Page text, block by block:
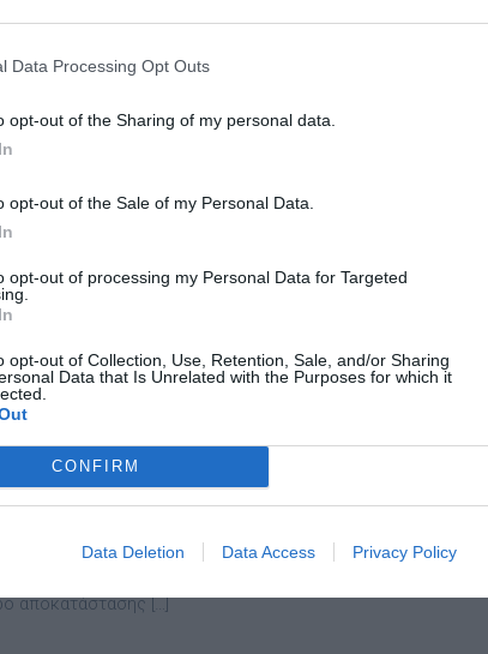
Data Processing Opt Outs
opt-out of the Sharing of my personal data.
opt-out of the Sale of my Personal Data.
opt-out of processing my Personal Data for Targeted
opt-out of Collection, Use, Retention, Sale, and/or Sharing
Data that Is Unrelated with the Purposes for which it
CONFIRM
Data Deletion Data Access Privacy Policy
62χρονος κωπηλάτης στην
από ιδιώτη, ότι 62χρονος ημεδαπός αγνοείται, ενώ
συντονισμό του Ενιαίου Κέντρου Συντονισμού Έρευνας και
σκάφη Λ.Σ.-ΕΛ.ΑΚΤ., δυο (02) περιπολικά οχήματα Λ.Σ.-
Νεκρός 22χρονος μετά από δύο
νοσηλείας – Είχε μείνει
μετά από βουτιά στη
τραγικό τρόπο γράφτηκε προχθές το βράδυ ο επίλογος
ο οποίος βρέθηκε χωρίς τις αισθήσεις του ενώ
βουτιά σε θάλασσα και για δύο χρόνια νοσηλευόταν μετά
αποκατάστασης […]